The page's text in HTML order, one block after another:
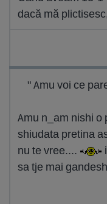
dacă mă
" Amu voi ce
Amu n_am nishi o
shiudata pretina
nu te vree....
sa tje mai